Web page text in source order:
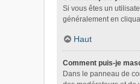
Si vous êtes un
généralement en
Haut
Comment puis-je
Dans le panneau de